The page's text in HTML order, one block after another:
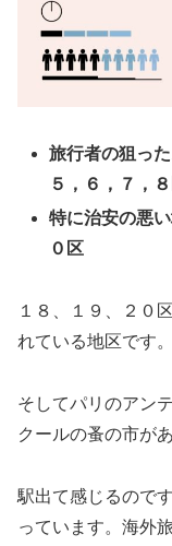
旅行者の狙っ
５，６，７，
特に治安の悪
０区
１８、１９、２０
れている地区です。
そしてパリのアン
クールの蚤の市が
駅出て感じるので
っています。海外